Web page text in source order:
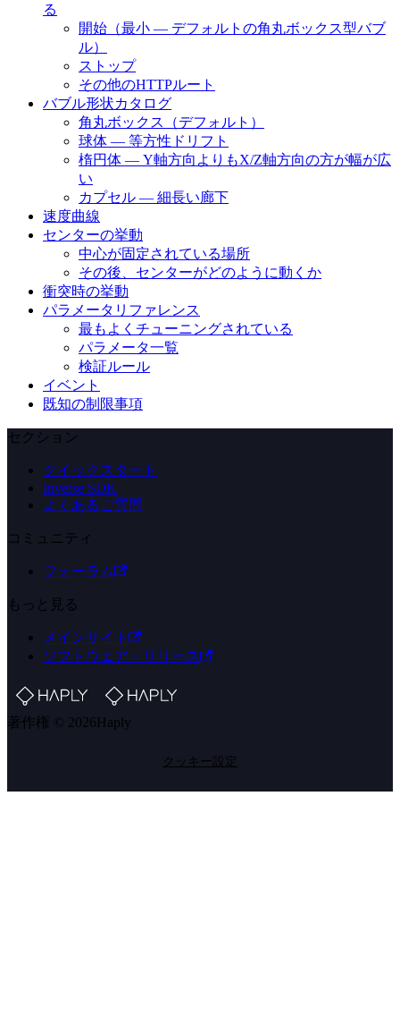
る
開始（最小 — デフォルトの角丸ボックス型バブ
ル）
ストップ
その他のHTTPルート
バブル形状カタログ
角丸ボックス（デフォルト）
球体 — 等方性ドリフト
楕円体 — Y軸方向よりもX/Z軸方向の方が幅が広
い
カプセル — 細長い廊下
速度曲線
センターの挙動
中心が固定されている場所
その後、センターがどのように動くか
衝突時の挙動
パラメータリファレンス
最もよくチューニングされている
パラメータ一覧
検証ルール
イベント
既知の制限事項
セクション
クイックスタート
Inverse SDK
よくあるご質問
コミュニティ
フォーラム
もっと見る
メインサイト
ソフトウェア・リリース
著作権 © 2026Haply
クッキー設定